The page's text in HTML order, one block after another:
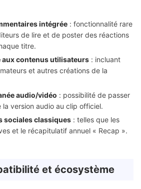
intégrée : fonctionnalité rare
de lire et de poster des réactions
titre.
aux contenus utilisateurs : incluant
et autres créations de la
audio/vidéo : possibilité de passer
la version audio au clip officiel.
sociales classiques : telles que les
et le récapitulatif annuel « Recap ».
et écosystème